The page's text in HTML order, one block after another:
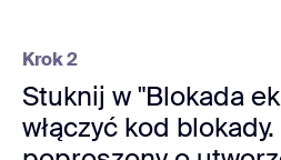
Krok 2
Stuknij w "Blokada
włączyć kod